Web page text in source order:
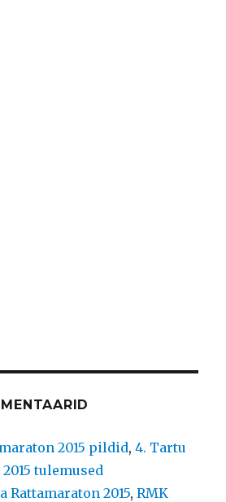
2015 pildid,4. Tartu
tulemused
Rattamaraton 2015,RMK